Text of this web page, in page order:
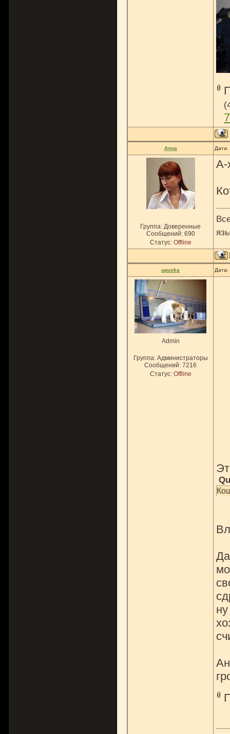
Anna
Группа: Доверенные
Сообщений: 690
Статус: Offline
А-
upuska
Admin
Группа: Администраторы
Сообщений: 7216
Статус: Offline